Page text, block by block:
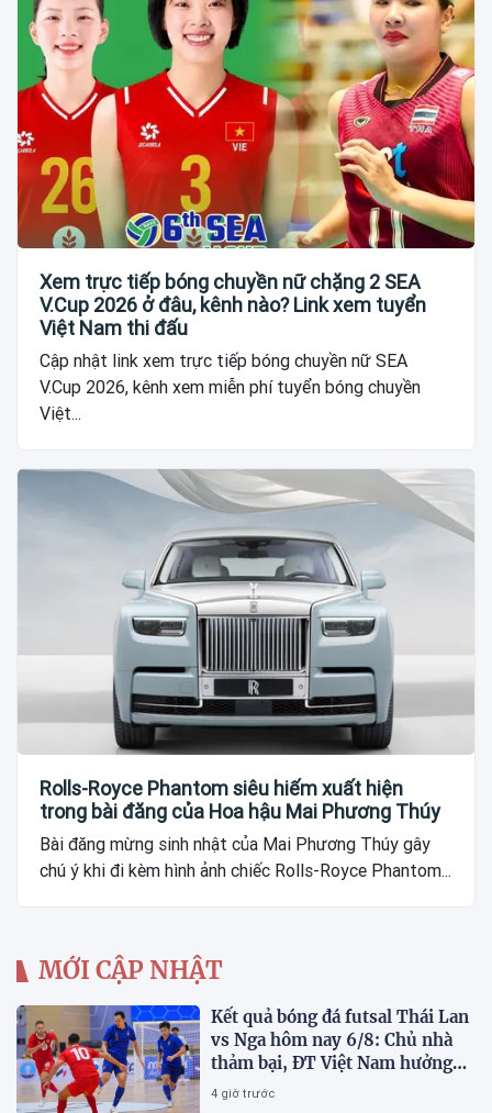
Xem trực tiếp bóng chuyền nữ chặng 2 SEA
V.Cup 2026 ở đâu, kênh nào? Link xem tuyển
Việt Nam thi đấu
Cập nhật link xem trực tiếp bóng chuyền nữ SEA
V.Cup 2026, kênh xem miễn phí tuyển bóng chuyền
Việt...
Rolls-Royce Phantom siêu hiếm xuất hiện
trong bài đăng của Hoa hậu Mai Phương Thúy
Bài đăng mừng sinh nhật của Mai Phương Thúy gây
chú ý khi đi kèm hình ảnh chiếc Rolls-Royce Phantom...
MỚI CẬP NHẬT
Kết quả bóng đá futsal Thái Lan
vs Nga hôm nay 6/8: Chủ nhà
thảm bại, ĐT Việt Nam hưởng
lợi lớn
4 giờ trước